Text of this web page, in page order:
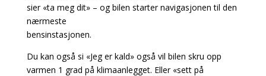
sier «ta meg dit» – og bilen starter navigasjonen til den
nærmeste
bensinstasjonen.
Du kan også si «Jeg er kald» også vil bilen skru opp
varmen 1 grad på klimaanlegget. Eller «sett på